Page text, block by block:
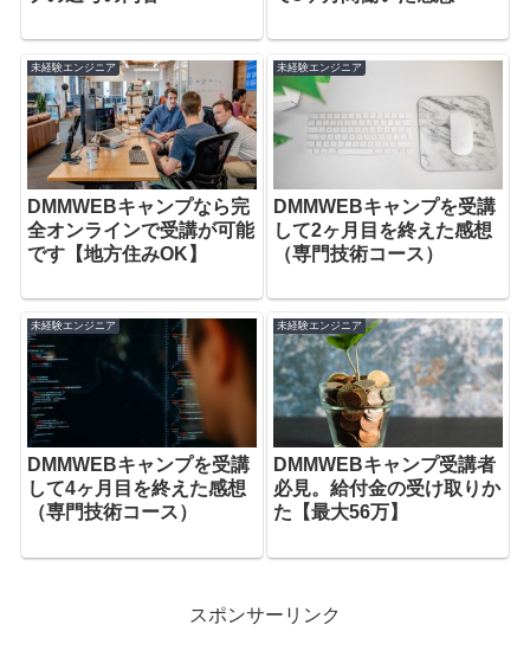
未経験エンジニア
DMMWEBキャンプなら完
全オンラインで受講が可能
です【地方住みOK】
未経験エンジニア
DMMWEBキャンプを受講
して2ヶ月目を終えた感想
（専門技術コース）
未経験エンジニア
DMMWEBキャンプを受講
して4ヶ月目を終えた感想
（専門技術コース）
未経験エンジニア
DMMWEBキャンプ受講者
必見。給付金の受け取りか
た【最大56万】
スポンサーリンク